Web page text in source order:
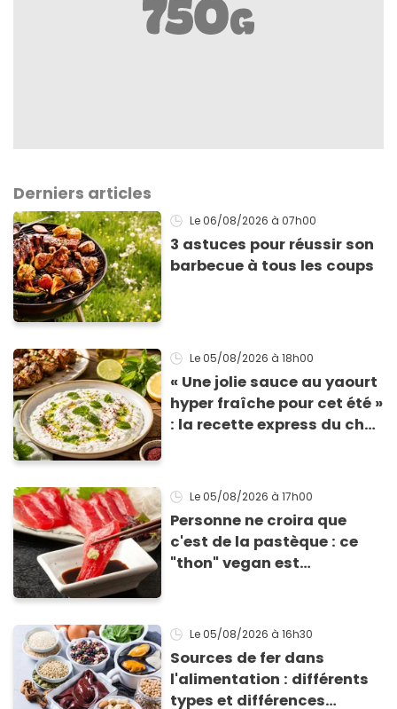
Derniers articles
Le 06/08/2026 à 07h00
3 astuces pour réussir son
barbecue à tous les coups
Le 05/08/2026 à 18h00
« Une jolie sauce au yaourt
hyper fraîche pour cet été »
: la recette express du chef
grillades
Le 05/08/2026 à 17h00
Personne ne croira que
c'est de la pastèque : ce
"thon" vegan est
Le 05/08/2026 à 16h30
Sources de fer dans
l'alimentation : différents
types et différences